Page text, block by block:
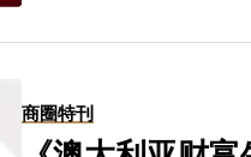
老陆长达半个小时的对话中
词，包括很多非常有难度和
些有趣的故事？您对澳洲企业
的计划等问题作出了精彩的
研究院院长研究中美关系长期
石，《协定》为澳中经济带
这也是澳大利亚着力于为两
力。 澳大利亚将为每个投
商圈特刊